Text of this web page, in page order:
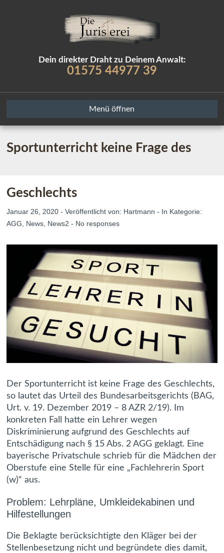
Dein direkter Draht zu Deinem Anwalt:
01575 44977 39
Menü öffnen
Sportunterricht keine Frage des
Geschlechts
Januar 26, 2020 - Veröffentlicht von: Hartmann - In Kategorie:
AGG
News News2 - No responses
Der Sportunterricht ist keine Frage des Geschlechts,
so lautet das Urteil des Bundesarbeitsgerichts (BAG,
Urt. v. 19. Dezember 2019 – 8 AZR 2/19). Im
konkreten Fall hatte ein Lehrer wegen
Diskriminierung aufgrund des Geschlechts auf
Entschädigung nach § 15 Abs. 2 AGG geklagt. Eine
bayerische Privatschule schrieb für die Mädchen der
Oberstufe eine Stelle für eine „Fachlehrerin Sport
(w)“ aus.
Problem: Lehrpläne, Umkleidekabinen und
Hilfestellungen
Die Beklagte berücksichtigte den Kläger bei der
Stellenbesetzung nicht und begründete dies damit,